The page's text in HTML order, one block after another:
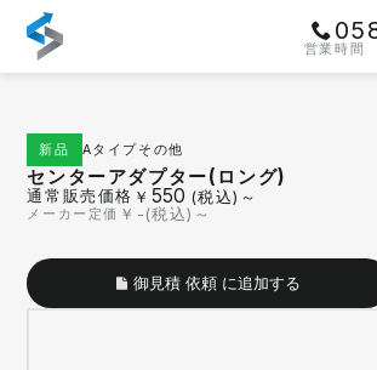
営業時間
新品 Aタイプその他
センターアダプター(ロング)
通常販売価格 ￥ 550 (税込)～
メーカー定価 ￥ -(税込)～
御見積 依頼 に追加する